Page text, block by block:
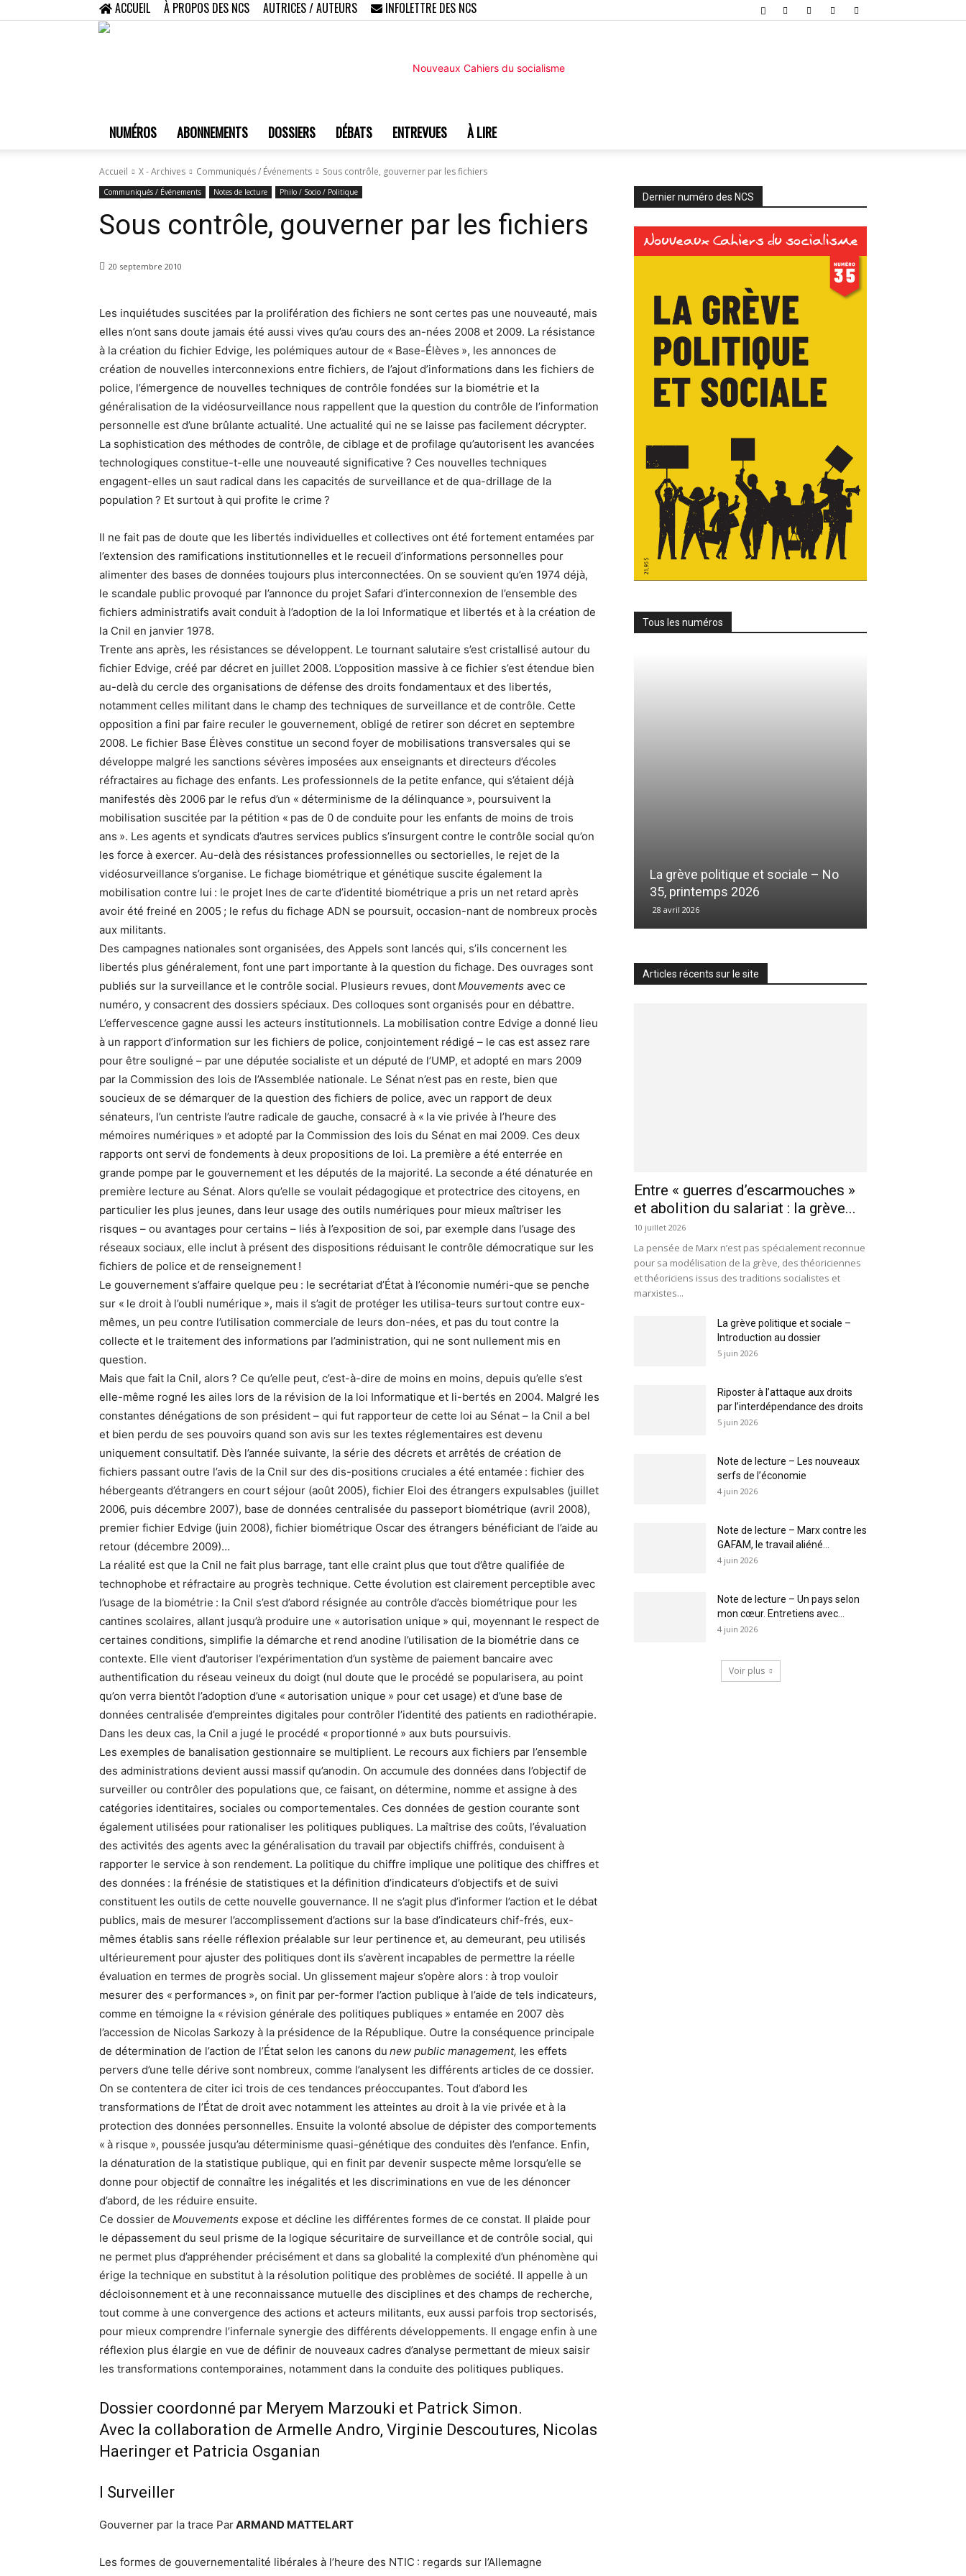
ACCUEIL À PROPOS DES NCS AUTRICES / AUTEURS INFOLETTRE DES NCS
du
socialisme
NUMÉROS ABONNEMENTS DOSSIERS DÉBATS ENTREVUES À LIRE
Accueil X - Archives Communiqués / Événements Sous contrôle, gouverner par les fichiers
Communiqués / Événements Notes de lecture Philo / Socio / Politique
Sous contrôle, gouverner par les fichiers
20 septembre 2010
Les inquiétudes suscitées par la prolifération des fichiers ne sont certes pas une nouveauté, mais
elles n’ont sans doute jamais été aussi vives qu’au cours des an-nées 2008 et 2009. La résistance
à la création du fichier Edvige, les polémiques autour de « Base-Élèves », les annonces de
création de nouvelles interconnexions entre fichiers, de l’ajout d’informations dans les fichiers de
police, l’émergence de nouvelles techniques de contrôle fondées sur la biométrie et la
généralisation de la vidéosurveillance nous rappellent que la question du contrôle de l’information
personnelle est d’une brûlante actualité. Une actualité qui ne se laisse pas facilement décrypter.
La sophistication des méthodes de contrôle, de ciblage et de profilage qu’autorisent les avancées
technologiques constitue-t-elle une nouveauté significative ? Ces nouvelles techniques
engagent-elles un saut radical dans les capacités de surveillance et de qua-drillage de la
population ? Et surtout à qui profite le crime ?
Il ne fait pas de doute que les libertés individuelles et collectives ont été fortement entamées par
l’extension des ramifications institutionnelles et le recueil d’informations personnelles pour
alimenter des bases de données toujours plus interconnectées. On se souvient qu’en 1974 déjà,
le scandale public provoqué par l’annonce du projet Safari d’interconnexion de l’ensemble des
fichiers administratifs avait conduit à l’adoption de la loi Informatique et libertés et à la création de
la Cnil en janvier 1978.
Trente ans après, les résistances se développent. Le tournant salutaire s’est cristallisé autour du
fichier Edvige, créé par décret en juillet 2008. L’opposition massive à ce fichier s’est étendue bien
au-delà du cercle des organisations de défense des droits fondamentaux et des libertés,
notamment celles militant dans le champ des techniques de surveillance et de contrôle. Cette
opposition a fini par faire reculer le gouvernement, obligé de retirer son décret en septembre
2008. Le fichier Base Élèves constitue un second foyer de mobilisations transversales qui se
développe malgré les sanctions sévères imposées aux enseignants et directeurs d’écoles
réfractaires au fichage des enfants. Les professionnels de la petite enfance, qui s’étaient déjà
manifestés dès 2006 par le refus d’un « déterminisme de la délinquance », poursuivent la
mobilisation suscitée par la pétition « pas de 0 de conduite pour les enfants de moins de trois
ans ». Les agents et syndicats d’autres services publics s’insurgent contre le contrôle social qu’on
les force à exercer. Au-delà des résistances professionnelles ou sectorielles, le rejet de la
vidéosurveillance s’organise. Le fichage biométrique et génétique suscite également la
mobilisation contre lui : le projet Ines de carte d’identité biométrique a pris un net retard après
avoir été freiné en 2005 ; le refus du fichage ADN se poursuit, occasion-nant de nombreux procès
aux militants.
Des campagnes nationales sont organisées, des Appels sont lancés qui, s’ils concernent les
libertés plus généralement, font une part importante à la question du fichage. Des ouvrages sont
publiés sur la surveillance et le contrôle social. Plusieurs revues, dontMouvements avec ce
numéro, y consacrent des dossiers spéciaux. Des colloques sont organisés pour en débattre.
L’effervescence gagne aussi les acteurs institutionnels. La mobilisation contre Edvige a donné lieu
à un rapport d’information sur les fichiers de police, conjointement rédigé – le cas est assez rare
pour être souligné – par une députée socialiste et un député de l’UMP, et adopté en mars 2009
par la Commission des lois de l’Assemblée nationale. Le Sénat n’est pas en reste, bien que
soucieux de se démarquer de la question des fichiers de police, avec un rapport de deux
sénateurs, l’un centriste l’autre radicale de gauche, consacré à « la vie privée à l’heure des
mémoires numériques » et adopté par la Commission des lois du Sénat en mai 2009. Ces deux
rapports ont servi de fondements à deux propositions de loi. La première a été enterrée en
grande pompe par le gouvernement et les députés de la majorité. La seconde a été dénaturée en
première lecture au Sénat. Alors qu’elle se voulait pédagogique et protectrice des citoyens, en
particulier les plus jeunes, dans leur usage des outils numériques pour mieux maîtriser les
risques – ou avantages pour certains – liés à l’exposition de soi, par exemple dans l’usage des
réseaux sociaux, elle inclut à présent des dispositions réduisant le contrôle démocratique sur les
fichiers de police et de renseignement !
Le gouvernement s’affaire quelque peu : le secrétariat d’État à l’économie numéri-que se penche
sur « le droit à l’oubli numérique », mais il s’agit de protéger les utilisa-teurs surtout contre eux-
mêmes, un peu contre l’utilisation commerciale de leurs don-nées, et pas du tout contre la
collecte et le traitement des informations par l’administration, qui ne sont nullement mis en
question.
Mais que fait la Cnil, alors ? Ce qu’elle peut, c’est-à-dire de moins en moins, depuis qu’elle s’est
elle-même rogné les ailes lors de la révision de la loi Informatique et li-bertés en 2004. Malgré les
constantes dénégations de son président – qui fut rapporteur de cette loi au Sénat – la Cnil a bel
et bien perdu de ses pouvoirs quand son avis sur les textes réglementaires est devenu
uniquement consultatif. Dès l’année suivante, la série des décrets et arrêtés de création de
fichiers passant outre l’avis de la Cnil sur des dis-positions cruciales a été entamée : fichier des
hébergeants d’étrangers en court séjour (août 2005), fichier Eloi des étrangers expulsables (juillet
2006, puis décembre 2007), base de données centralisée du passeport biométrique (avril 2008),
premier fichier Edvige (juin 2008), fichier biométrique Oscar des étrangers bénéficiant de l’aide au
retour (décembre 2009)…
La réalité est que la Cnil ne fait plus barrage, tant elle craint plus que tout d’être qualifiée de
technophobe et réfractaire au progrès technique. Cette évolution est clairement perceptible avec
l’usage de la biométrie : la Cnil s’est d’abord résignée au contrôle d’accès biométrique pour les
cantines scolaires, allant jusqu’à produire une « autorisation unique » qui, moyennant le respect de
certaines conditions, simplifie la démarche et rend anodine l’utilisation de la biométrie dans ce
contexte. Elle vient d’autoriser l’expérimentation d’un système de paiement bancaire avec
authentification du réseau veineux du doigt (nul doute que le procédé se popularisera, au point
qu’on verra bientôt l’adoption d’une « autorisation unique » pour cet usage) et d’une base de
données centralisée d’empreintes digitales pour contrôler l’identité des patients en radiothérapie.
Dans les deux cas, la Cnil a jugé le procédé « proportionné » aux buts poursuivis.
Les exemples de banalisation gestionnaire se multiplient. Le recours aux fichiers par l’ensemble
des administrations devient aussi massif qu’anodin. On accumule des données dans l’objectif de
surveiller ou contrôler des populations que, ce faisant, on détermine, nomme et assigne à des
catégories identitaires, sociales ou comportementales. Ces données de gestion courante sont
également utilisées pour rationaliser les politiques publiques. La maîtrise des coûts, l’évaluation
des activités des agents avec la généralisation du travail par objectifs chiffrés, conduisent à
rapporter le service à son rendement. La politique du chiffre implique une politique des chiffres et
des données : la frénésie de statistiques et la définition d’indicateurs d’objectifs et de suivi
constituent les outils de cette nouvelle gouvernance. Il ne s’agit plus d’informer l’action et le débat
publics, mais de mesurer l’accomplissement d’actions sur la base d’indicateurs chif-frés, eux-
mêmes établis sans réelle réflexion préalable sur leur pertinence et, au demeurant, peu utilisés
ultérieurement pour ajuster des politiques dont ils s’avèrent incapables de permettre la réelle
évaluation en termes de progrès social. Un glissement majeur s’opère alors : à trop vouloir
mesurer des « performances », on finit par per-former l’action publique à l’aide de tels indicateurs,
comme en témoigne la « révision générale des politiques publiques » entamée en 2007 dès
l’accession de Nicolas Sarkozy à la présidence de la République. Outre la conséquence principale
de détermination de l’action de l’État selon les canons du new public management, les effets
pervers d’une telle dérive sont nombreux, comme l’analysent les différents articles de ce dossier.
On se contentera de citer ici trois de ces tendances préoccupantes. Tout d’abord les
transformations de l’État de droit avec notamment les atteintes au droit à la vie privée et à la
protection des données personnelles. Ensuite la volonté absolue de dépister des comportements
« à risque », poussée jusqu’au déterminisme quasi-génétique des conduites dès l’enfance. Enfin,
la dénaturation de la statistique publique, qui en finit par devenir suspecte même lorsqu’elle se
donne pour objectif de connaître les inégalités et les discriminations en vue de les dénoncer
d’abord, de les réduire ensuite.
Ce dossier de Mouvements expose et décline les différentes formes de ce constat. Il plaide pour
le dépassement du seul prisme de la logique sécuritaire de surveillance et de contrôle social, qui
ne permet plus d’appréhender précisément et dans sa globalité la complexité d’un phénomène qui
érige la technique en substitut à la résolution politique des problèmes de société. Il appelle à un
décloisonnement et à une reconnaissance mutuelle des disciplines et des champs de recherche,
tout comme à une convergence des actions et acteurs militants, eux aussi parfois trop sectorisés,
pour mieux comprendre l’infernale synergie des différents développements. Il engage enfin à une
réflexion plus élargie en vue de définir de nouveaux cadres d’analyse permettant de mieux saisir
les transformations contemporaines, notamment dans la conduite des politiques publiques.
Dossier coordonné par Meryem Marzouki et Patrick Simon.
Avec la collaboration de Armelle Andro, Virginie Descoutures, Nicolas
Haeringer et Patricia Osganian
I Surveiller
Gouverner par la trace ParARMAND MATTELART
Les formes de gouvernementalité libérales à l’heure des NTIC : regards sur l’Allemagne
Dernier numéro des NCS
Tous les numéros
La grève politique et sociale – No
35, printemps 2026
28 avril 2026
Articles récents sur le site
Entre « guerres d’escarmouches »
et abolition du salariat : la grève...
10 juillet 2026
La pensée de Marx n’est pas spécialement reconnue
pour sa modélisation de la grève, des théoriciennes
et théoriciens issus des traditions socialistes et
marxistes...
La grève politique et sociale –
Introduction au dossier
5 juin 2026
Riposter à l’attaque aux droits
par l’interdépendance des droits
5 juin 2026
Note de lecture – Les nouveaux
serfs de l’économie
4 juin 2026
Note de lecture – Marx contre les
GAFAM, le travail aliéné...
4 juin 2026
Note de lecture – Un pays selon
mon cœur. Entretiens avec...
4 juin 2026
Voir plus